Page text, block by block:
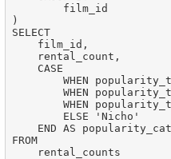
        film_id
)
SELECT
    film_id,
    rental_count,
    CASE
WHEN
WHEN
WHEN
        ELSE 'Nicho'
END AS
FROM
    rental_counts